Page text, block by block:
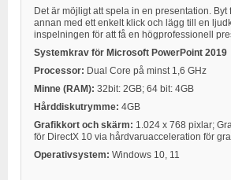
Det är möjligt att spela in en presentation. Byt
annan med ett enkelt klick och lägg till en
inspelningen för att få en högprofessionell
Systemkrav för Microsoft PowerPoint 2019
Processor: Dual Core på minst 1,6 GHz
Minne (RAM): 32bit: 2GB; 64 bit: 4GB
Hårddiskutrymme: 4GB
Grafikkort och skärm: 1.024 x 768 pixlar;
för DirectX 10 via hårdvaruacceleration för
Operativsystem: Windows 10, 11